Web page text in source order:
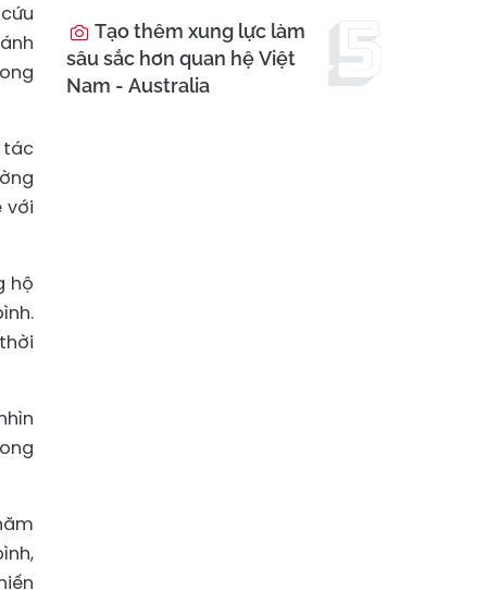
tác
với
hộ
Tạo thêm xung lực làm
sâu sắc hơn quan hệ Việt
Nam - Australia